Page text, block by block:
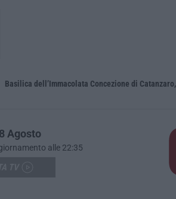
Basilica dell’Immacolata Concezione di
Agosto
alle 22:35